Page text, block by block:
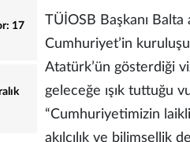
17
TÜİOSB Başkanı Balta
Cumhuriyet’in
Atatürk’ün gösterdiği
geleceğe ışık tuttuğu
“Cumhuriyetimizin
akılcılık ve bilimsellik